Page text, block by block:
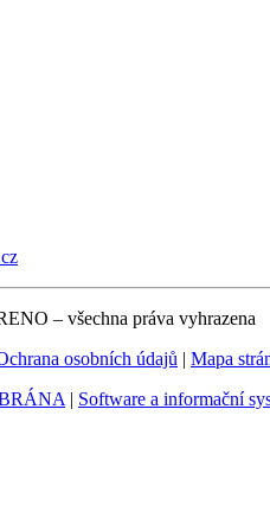
– všechna práva vyhrazena
osobních údajů | Mapa
| Software a informační